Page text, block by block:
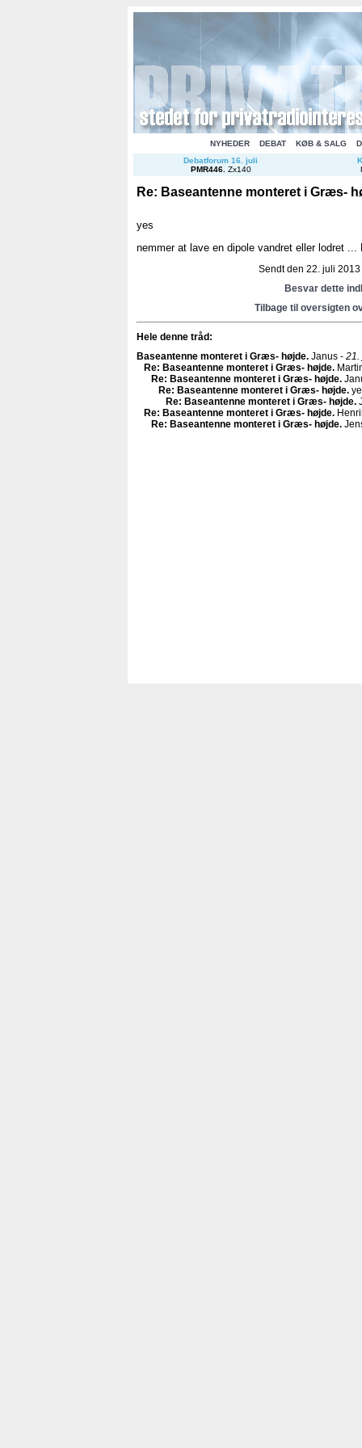
NYHEDER DEBAT KØB & SALG
Debatforum 16. juli
PMR446. Zx140
Re: Baseantenne monteret i Græs-
yes
nemmer at lave en dipole vandret eller lodret
Sendt den 22. juli
Besvar dette
Tilbage til oversigten
Hele denne tråd:
Baseantenne monteret i Græs- højde. Janus - 21.
Re: Baseantenne monteret i Græs- højde.
Re: Baseantenne monteret i Græs- højde.
Re: Baseantenne monteret i Græs- højde.
Re: Baseantenne monteret i Græs- højde.
Re: Baseantenne monteret i Græs- højde.
Re: Baseantenne monteret i Græs- højde.